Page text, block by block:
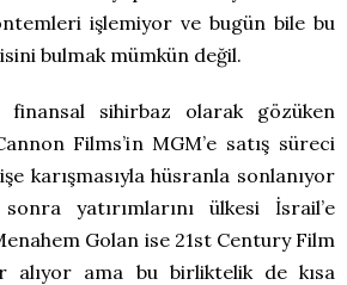
işlemiyor ve bugün bile bu
bulmak mümkün değil.
finansal sihirbaz olarak gözüken
Films’in MGM’e satış süreci
karışmasıyla hüsranla sonlanıyor
yatırımlarını ülkesi İsrail’e
Golan ise 21st Century Film
alıyor ama bu birliktelik de kısa